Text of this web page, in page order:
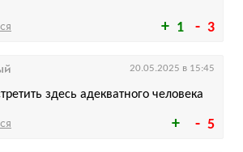
1 3
5
здесь адекватного человека
20.05.2025 в 15:45